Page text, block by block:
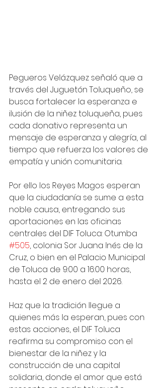
Pegueros Velázquez señaló que a
través del Juguetón Toluqueño, se
busca fortalecer la esperanza e
ilusión de la niñez toluqueña, pues
cada donativo representa un
mensaje de esperanza y alegría, al
tiempo que refuerza los valores de
empatía y unión comunitaria.
Por ello los Reyes Magos esperan
que la ciudadanía se sume a esta
noble causa, entregando sus
aportaciones en las oficinas
centrales del DIF Toluca: Otumba
#505, colonia Sor Juana Inés de la
Cruz, o bien en el Palacio Municipal
de Toluca de 9:00 a 16:00 horas,
hasta el 2 de enero del 2026.
Haz que la tradición llegue a
quienes más la esperan, pues con
estas acciones, el DIF Toluca
reafirma su compromiso con el
bienestar de la niñez y la
construcción de una capital
solidaria, donde el amor que está